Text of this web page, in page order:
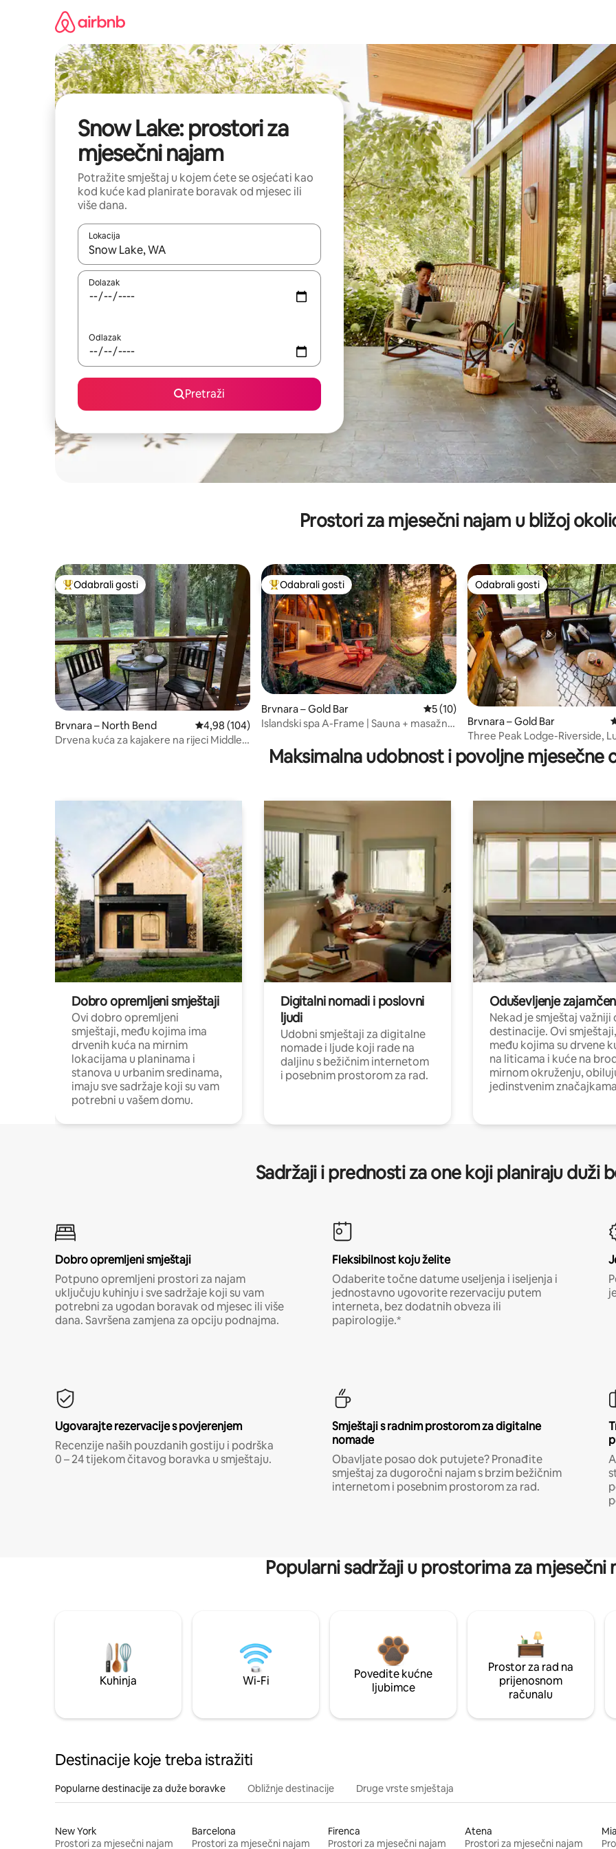
Snow Lake: prostori za
mjesečni najam
Potražite smještaj u kojem ćete se osjećati kao
kod kuće kad planirate boravak od mjesec ili
više dana.
Lokacija
Kada budu dostupni rezultati, moći ćete ih pregledati koristeći se strelicama prema gore i prema dolje, kao i dodirom ili
Dolazak
Odlazak
Pretraži
Prostori za mjesečni najam u bližoj
Među najviše rangiranima s oznakom „Odabrali gosti”
Odabrali gosti
Brvnara – North Bend Prosječna ocjena: 4,98/5, recenzija: 104
4,98 (104)
Drvena kuća za kajakere na rijeci Middle
Među najviše rangiranima s oznakom „Odabrali gosti”
Odabrali gosti
Brvnara – Gold Bar Prosječna ocjena: 5/5, recenzija: 10
5 (10)
Islandski spa A-Frame | Sauna + masažna
Odabrali gosti
Odabrali gosti
Brvnara – Gold Bar
Three Peak Lodge-Riverside,
Sauna, Pets
Maksimalna udobnost i povoljne mjesečne
Dobro opremljeni smještaji
Ovi dobro opremljeni
smještaji, među kojima ima
drvenih kuća na mirnim
lokacijama u planinama i
stanova u urbanim sredinama,
imaju sve sadržaje koji su vam
potrebni u vašem domu.
Digitalni nomadi i poslovni
ljudi
Udobni smještaji za digitalne
nomade i ljude koji rade na
daljinu s bežičnim internetom
i posebnim prostorom za rad.
Oduševljenje
Nekad je smještaj važniji
destinacije. Ovi smještaji,
među kojima su drvene
na liticama i kuće na
mirnom okruženju,
jedinstvenim
Sadržaji i prednosti za one koji planiraju duži
Dobro opremljeni smještaji
Potpuno opremljeni prostori za najam
uključuju kuhinju i sve sadržaje koji su vam
potrebni za ugodan boravak od mjesec ili više
dana. Savršena zamjena za opciju podnajma.
Fleksibilnost koju želite
Odaberite točne datume useljenja i iseljenja i
jednostavno ugovorite rezervaciju putem
interneta, bez dodatnih obveza ili
papirologije.*
Ugovarajte rezervacije s povjerenjem
Recenzije naših pouzdanih gostiju i podrška
0 – 24 tijekom čitavog boravka u smještaju.
Smještaji s radnim prostorom za digitalne
nomade
Obavljate posao dok putujete? Pronađite
smještaj za dugoročni najam s brzim bežičnim
internetom i posebnim prostorom za rad.
Popularni sadržaji u prostorima za mjesečni
Kuhinja Wi-Fi
Povedite kućne
ljubimce
Prostor za rad na
prijenosnom
računalu
Destinacije koje treba istražiti
Popularne destinacije za duže boravke Obližnje destinacije Druge vrste smještaja
New York
Prostori za mjesečni najam
Barcelona
Prostori za mjesečni najam
Firenca
Prostori za mjesečni najam
Atena
Prostori za mjesečni najam